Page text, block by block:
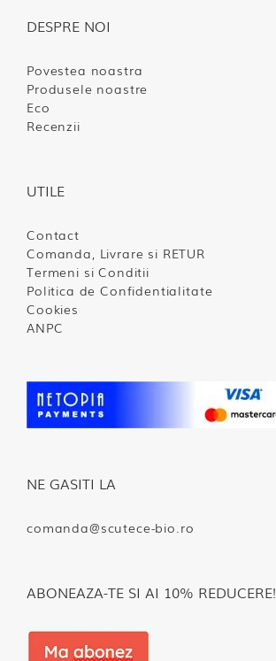
DESPRE NOI
Povestea noastra
Produsele noastre
Eco
Recenzii
UTILE
Contact
Comanda, Livrare si RETUR
Termeni si Conditii
Politica de Confidentialitate
Cookies
ANPC
NE GASITI LA
comanda@scutece-bio.ro
ABONEAZA-TE SI AI 10% REDUCERE!